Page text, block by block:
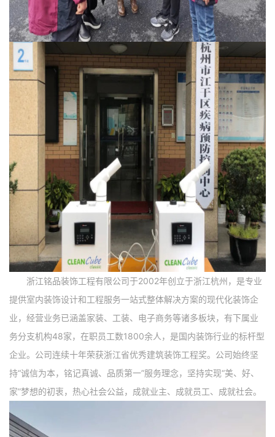
浙江铭品装饰工程有限公司于2002年创立于浙江杭州，是专业
提供室内装饰设计和工程服务一站式整体解决方案的现代化装饰企
业，经营业务已涵盖家装、工装、电子商务等诸多板块，有下属业
务分支机构48家，在职员工数1800余人，是国内装饰行业的标杆型
企业。公司连续十年荣获浙江省优秀建筑装饰工程奖。公司始终坚
持“诚信为本，铭记真诚、品质第一”服务理念，坚持实现“美、好、
家”梦想的初衷，热心社会公益，成就业主、成就员工、成就社会。